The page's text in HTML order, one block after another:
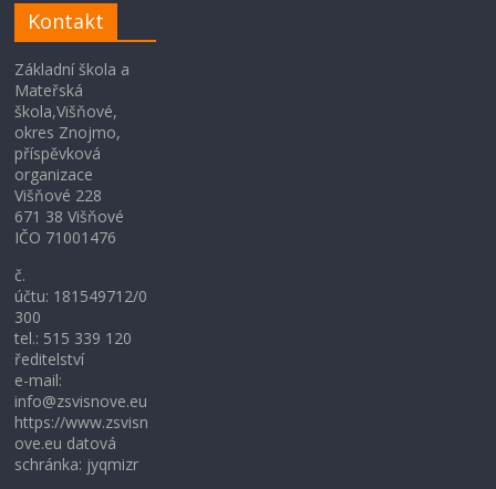
Kontakt
Základní škola a
Mateřská
škola,Višňové,
okres Znojmo,
příspěvková
organizace
Višňové 228
671 38 Višňové
IČO 71001476
č.
účtu: 181549712/0
300
tel.: 515 339 120
ředitelství
e-mail:
info@zsvisnove.eu
https://www.zsvisn
ove.eu datová
schránka: jyqmizr